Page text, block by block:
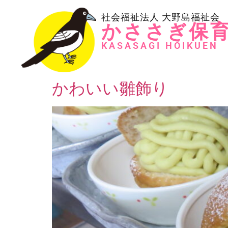
社会福祉法人 大野島福祉会
かささぎ保
KASASAGI HOIKUEN
かわいい雛飾り